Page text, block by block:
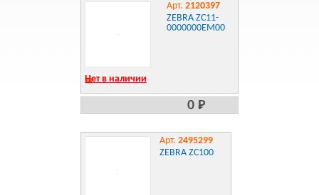
Арт. 2120397
ZEBRA ZC11-
0000000EM00
Нет в наличии
0 Р
Арт. 2495299
ZEBRA ZC100